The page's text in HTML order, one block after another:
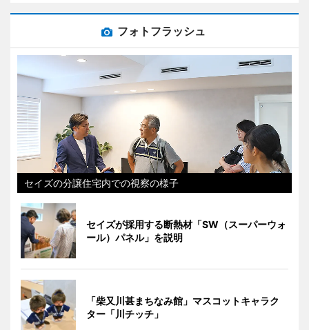
フォトフラッシュ
セイズの分譲住宅内での視察の様子
セイズが採用する断熱材「SW（スーパーウォ
ール）パネル」を説明
「柴又川甚まちなみ館」マスコットキャラク
ター「川チッチ」